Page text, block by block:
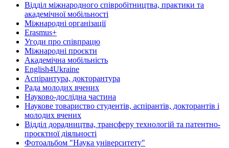
Відділ міжнародного співробітництва, практики та
академічної мобільності
Міжнародні організації
Erasmus+
Угоди про співпрацю
Міжнародні проєкти
Академічна мобільність
English4Ukraine
Аспірантура, докторантура
Рада молодих вчених
Науково-дослідна частина
Наукове товариство студентів, аспірантів, докторантів і
молодих вчених
Відділ дорадництва, трансферу технологій та патентно-
проєктної діяльності
Фотоальбом "Наука університету"